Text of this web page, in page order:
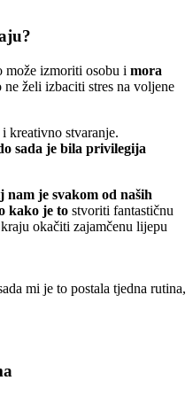
može izmoriti osobu i mora
ne želi izbaciti stres na voljene
kreativno stvaranje.
sada je bila privilegija
nam je svakom od naših
kako je to stvoriti fantastičnu
okačiti zajamčenu lijepu
mi je to postala tjedna rutina,